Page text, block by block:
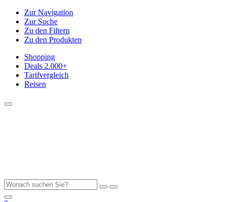
Zur Navigation
Zur Suche
Zu den Filtern
Zu den Produkten
Shopping
Deals 2.000+
Tarifvergleich
Reisen